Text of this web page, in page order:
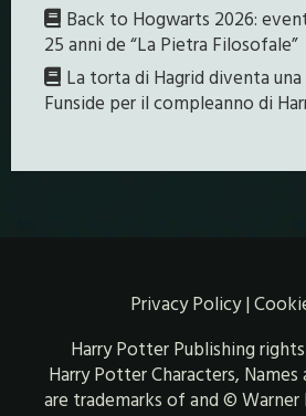
Back to Hogwarts 2026:
25 anni de “La Pietra Filosofale”
La torta di Hagrid diventa una
Funside per il compleanno di
Privacy Policy|
Harry Potter Publishing
Harry Potter Characters,
are trademarks of and © Warner